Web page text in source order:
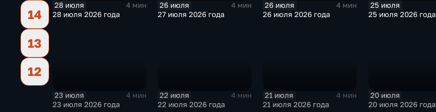
14
13
12
28 июля
4 мин
28 июля 2026 года
26 июля
4 мин
27 июля 2026 года
26 июля
4 мин
26 июля 2026 года
25 июля
25 июля 2026 года
23 июля
4 мин
23 июля 2026 года
22 июля
4 мин
22 июля 2026 года
21 июля
4 мин
21 июля 2026 года
20 июля
20 июля 2026 года